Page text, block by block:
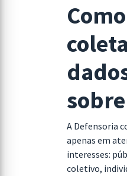
Como
A Defensoria
apenas em
interesses:
coletivo,